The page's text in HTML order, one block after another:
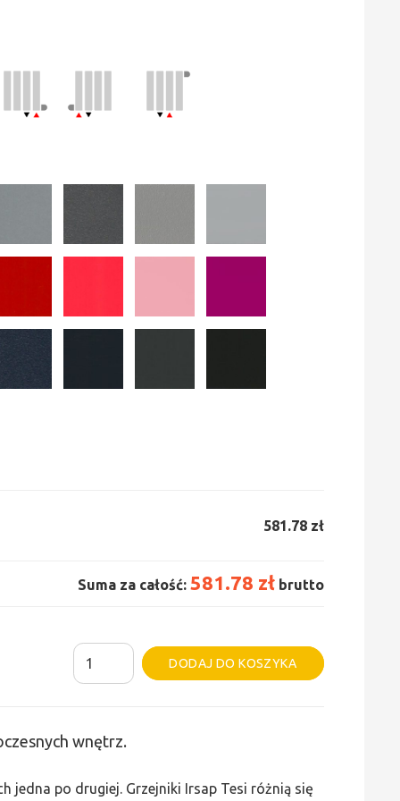
581.78 zł
Suma za całość: 581.78 zł brutto
ilość
Grzejnik
DODAJ DO KOSZYKA
Alternative:
wnętrz.
jedna po drugiej. Grzejniki Irsap Tesi różnią się